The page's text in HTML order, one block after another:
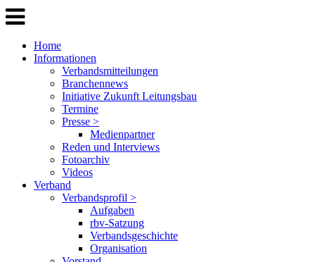
Home
Informationen
Verbandsmitteilungen
Branchennews
Initiative Zukunft Leitungsbau
Termine
Presse >
Medienpartner
Reden und Interviews
Fotoarchiv
Videos
Verband
Verbandsprofil >
Aufgaben
rbv-Satzung
Verbandsgeschichte
Organisation